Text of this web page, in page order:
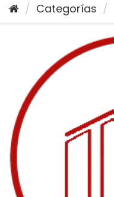
Categorías